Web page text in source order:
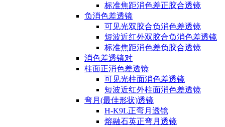
标准焦距消色差正胶合透镜
负消色差透镜
可见光双胶合负消色差透镜
短波近红外双胶合负消色差透镜
标准焦距消色差负胶合透镜
消色差透镜对
柱面正消色差透镜
可见光柱面消色差透镜
短波近红外柱面消色差透镜
弯月(最佳形状)透镜
H-K9L正弯月透镜
熔融石英正弯月透镜